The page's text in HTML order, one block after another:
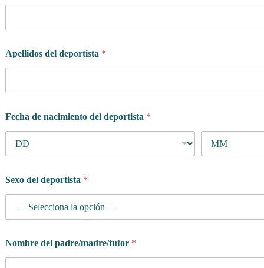
Apellidos del deportista *
Fecha de nacimiento del deportista *
s
t
F
c
a
Sexo del deportista *
Nombre del padre/madre/tutor *